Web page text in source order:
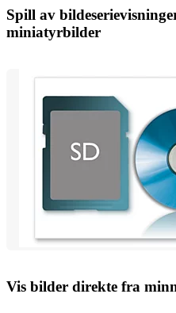
Spill av
miniatyrbilder
Vis bilder direkte fra